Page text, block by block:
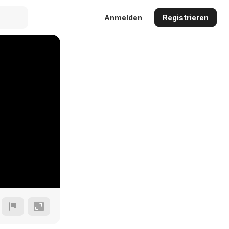
Anmelden Registrieren